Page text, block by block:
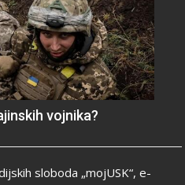
vojnika?
sloboda „mojUSK“, e-